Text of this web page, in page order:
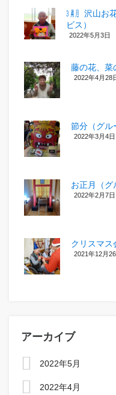
㋂㋃、沢山
ビス）
2022年5月3日
藤の花、
2022年4月28
節分（グル
2022年3月4日
お正月（グ
2022年2月7日
クリスマ
2021年12月
アーカイブ
2022年5月
2022年4月